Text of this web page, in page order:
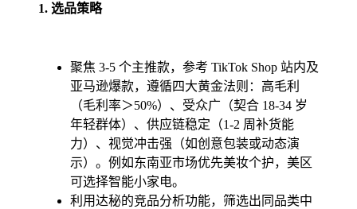
1. 选品策略
聚焦 3-5 个主推款，参考 TikTok Shop 站内及
亚马逊爆款，遵循四大黄金法则：高毛利
（毛利率＞50%）、受众广（契合 18-34 岁
年轻群体）、供应链稳定（1-2 周补货能
力）、视觉冲击强（如创意包装或动态演
示）。例如东南亚市场优先美妆个护，美区
可选择智能小家电。
利用达秘的竞品分析功能，筛选出同品类中